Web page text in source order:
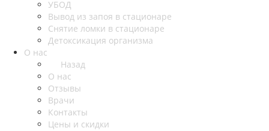
УБОД
Вывод из запоя в стационаре
Снятие ломки в стационаре
Детоксикация организма
О нас
Назад
О нас
Отзывы
Врачи
Контакты
Цены и скидки